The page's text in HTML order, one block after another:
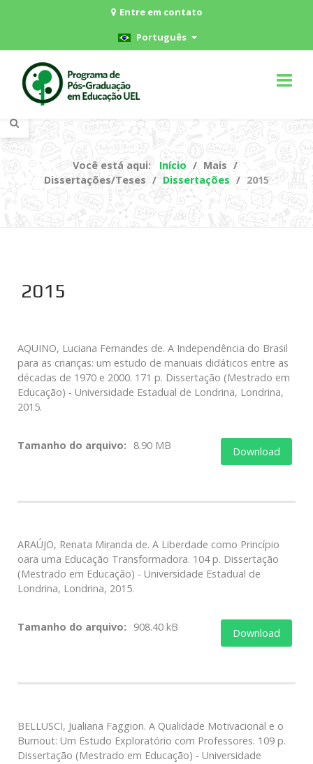
Entre em contato
Português
Você está aqui: Início
Mais
Dissertações/Teses
Dissertações 2015
2015
AQUINO, Luciana Fernandes de. A Independência do Brasil
para as crianças: um estudo de manuais didáticos entre as
décadas de 1970 e 2000. 171 p. Dissertação (Mestrado em
Educação) - Universidade Estadual de Londrina, Londrina,
2015.
Tamanho do arquivo: 8.90 MB Download
ARAÚJO, Renata Miranda de. A Liberdade como Princípio
oara uma Educação Transformadora. 104 p. Dissertação
(Mestrado em Educação) - Universidade Estadual de
Londrina, Londrina, 2015.
Tamanho do arquivo: 908.40 kB Download
BELLUSCI, Jualiana Faggion. A Qualidade Motivacional e o
Burnout: Um Estudo Exploratório com Professores. 109 p.
Dissertação (Mestrado em Educação) - Universidade